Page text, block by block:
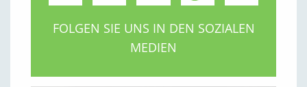
FOLGEN SIE UNS IN DEN SOZIALEN
MEDIEN